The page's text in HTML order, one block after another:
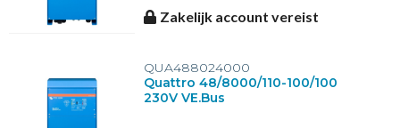
Zakelijk account vereist
QUA488024000
Quattro 48/8000/110-100/100
230V VE.Bus